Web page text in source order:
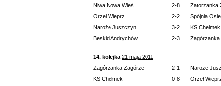
Niwa Nowa Wieś
2-8
Zatorzanka
Orzeł Wieprz
2-2
Spójnia
Naroże Juszczyn
3-2
KS Chełmek
Beskid Andrychów
2-3 Zagórzanka
14. kolejka 21 maja 2011
Zagórzanka Zagórze
2-1
Naroże
KS Chełmek
0-8
Orzeł